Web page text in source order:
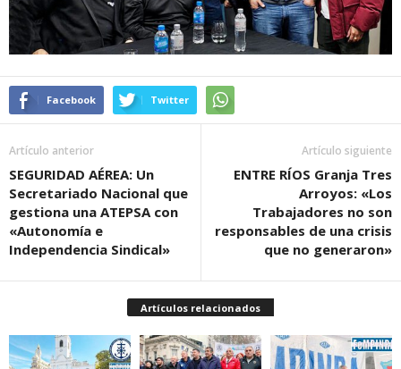
Facebook Twitter
Artículo anterior
SEGURIDAD AÉREA: Un
Secretariado Nacional que
gestiona una ATEPSA con
«Autonomía e
Independencia Sindical»
Artículo siguiente
ENTRE RÍOS Granja Tres
Arroyos: «Los
Trabajadores no son
responsables de una crisis
que no generaron»
Artículos relacionados